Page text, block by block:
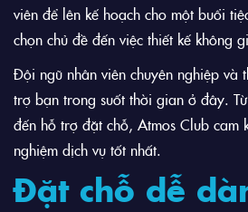
viên để lên kế hoạch cho một buổi
chọn chủ đề đến việc thiết kế không
Đội ngũ nhân viên chuyên nghiệp và
trợ bạn trong suốt thời gian ở đây.
đến hỗ trợ đặt chỗ, Atmos Club cam
nghiệm dịch vụ tốt nhất.
Đặt chỗ dễ